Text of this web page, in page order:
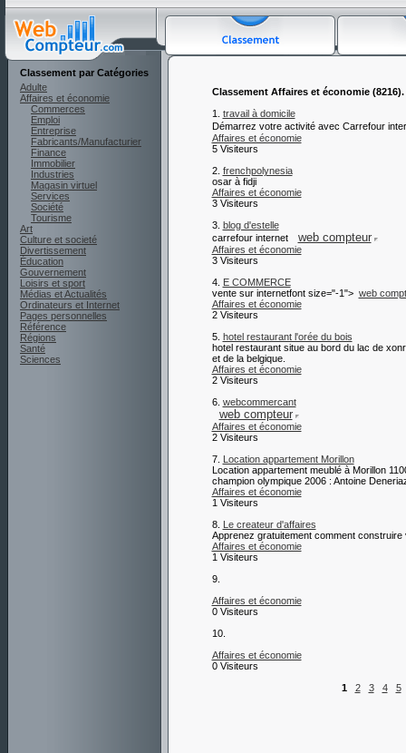
Classement par Catégories
Adulte
Affaires et économie
Commerces
Emploi
Entreprise
Fabricants/Manufacturier
Finance
Immobilier
Industries
Magasin virtuel
Services
Société
Tourisme
Art
Culture et societé
Divertissement
Éducation
Gouvernement
Loisirs et sport
Médias et Actualités
Ordinateurs et Internet
Pages personnelles
Référence
Régions
Santé
Sciences
Classement Affaires et économie (8216).
1. travail à domicile
Démarrez votre activité avec Carrefour
Affaires et économie
5 Visiteurs
2. frenchpolynesia
osar à fidji
Affaires et économie
3 Visiteurs
3. blog d'estelle
carrefour internet
web compteur
Affaires et économie
3 Visiteurs
4. E COMMERCE
vente sur internetfont size="-1"> web
Affaires et économie
2 Visiteurs
5. hotel restaurant l'orée du bois
hotel restaurant situe au bord du lac de
et de la belgique.
Affaires et économie
2 Visiteurs
6. webcommercant
web compteur
Affaires et économie
2 Visiteurs
7. Location appartement Morillon
Location appartement meublé à Morillon
champion olympique 2006 : Antoine
Affaires et économie
1 Visiteurs
8. Le createur d'affaires
Apprenez gratuitement comment
Affaires et économie
1 Visiteurs
9.
Affaires et économie
0 Visiteurs
10.
Affaires et économie
0 Visiteurs
1
2 3 4 5